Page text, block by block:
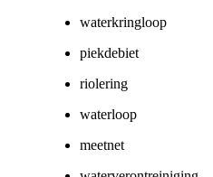
waterkringloop
piekdebiet
riolering
waterloop
meetnet